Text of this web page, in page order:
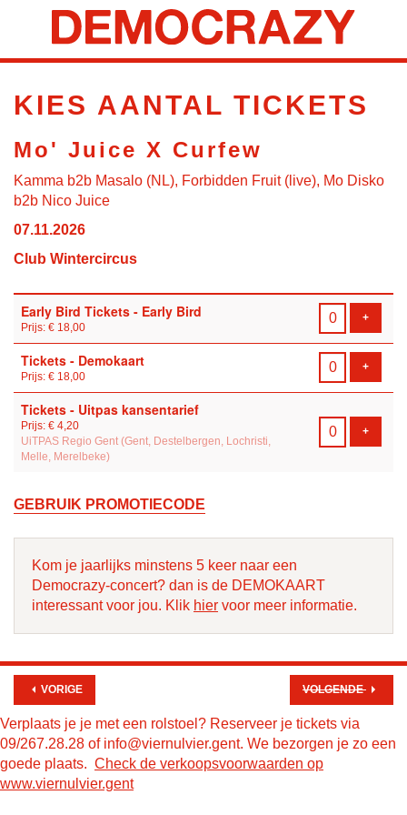
KIES AANTAL TICKETS
Mo' Juice X Curfew
Kamma b2b Masalo (NL), Forbidden Fruit (live), Mo Disko
b2b Nico Juice
07.11.2026
Club Wintercircus
Aantal
tickets
Early Bird Tickets - Early Bird
Prijs: € 18,00
+VOEG
Tickets - Demokaart
Prijs: € 18,00
+VOEG
Tickets - Uitpas kansentarief
Prijs: € 4,20
UiTPAS Regio Gent (Gent, Destelbergen, Lochristi,
Melle, Merelbeke)
+VOEG
GEBRUIK PROMOTIECODE
Kom je jaarlijks minstens 5 keer naar een
Democrazy-concert? dan is de DEMOKAART
interessant voor jou. Klik hier voor meer informatie.
VORIGE VOLGENDE
Verplaats je je met een rolstoel? Reserveer je tickets via
09/267.28.28 of info@viernulvier.gent. We bezorgen je zo een
goede plaats. Check de verkoopsvoorwaarden op
www.viernulvier.gent